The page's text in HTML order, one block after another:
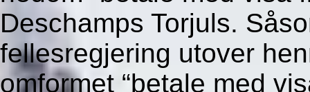
Deschamps Torjuls.
fellesregjering utover
omformet “betale med